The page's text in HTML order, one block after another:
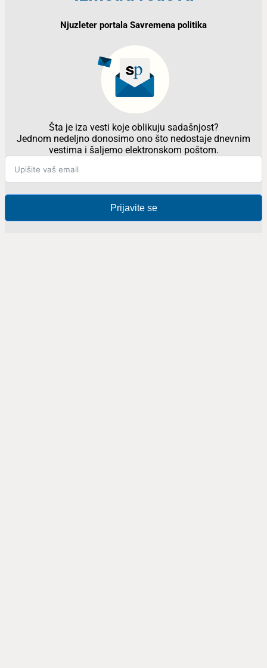
Njuzleter portala Savremena politika
Šta je iza vesti koje oblikuju sadašnjost?
Jednom nedeljno donosimo ono što nedostaje dnevnim
vestima i šaljemo elektronskom poštom.
Prijavite se